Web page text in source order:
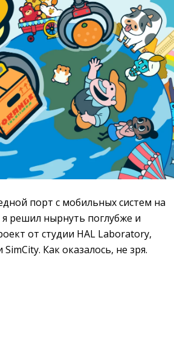
порт с мобильных систем на
решил нырнуть поглубже и
от студии HAL Laboratory,
Как оказалось, не зря.